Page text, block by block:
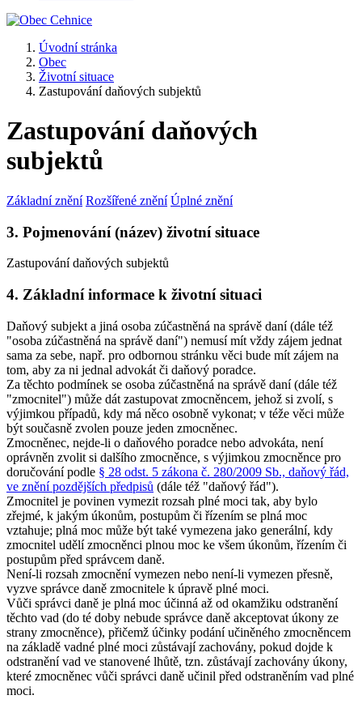
Úvodní stránka
Obec
Životní situace
Zastupování daňových subjektů
Zastupování daňových
subjektů
Základní znění Rozšířené znění Úplné znění
3. Pojmenování (název) životní situace
Zastupování daňových subjektů
4. Základní informace k životní situaci
Daňový subjekt a jiná osoba zúčastněná na správě daní (dále též
"osoba zúčastněná na správě daní") nemusí mít vždy zájem jednat
sama za sebe, např. pro odbornou stránku věci bude mít zájem na
tom, aby za ni jednal advokát či daňový poradce.
Za těchto podmínek se osoba zúčastněná na správě daní (dále též
"zmocnitel") může dát zastupovat zmocněncem, jehož si zvolí, s
výjimkou případů, kdy má něco osobně vykonat; v téže věci může
být současně zvolen pouze jeden zmocněnec.
Zmocněnec, nejde-li o daňového poradce nebo advokáta, není
oprávněn zvolit si dalšího zmocněnce, s výjimkou zmocněnce pro
doručování podle § 28 odst. 5 zákona č. 280/2009 Sb., daňový řád,
ve znění pozdějších předpisů (dále též "daňový řád").
Zmocnitel je povinen vymezit rozsah plné moci tak, aby bylo
zřejmé, k jakým úkonům, postupům či řízením se plná moc
vztahuje; plná moc může být také vymezena jako generální, kdy
zmocnitel udělí zmocněnci plnou moc ke všem úkonům, řízením či
postupům před správcem daně.
Není-li rozsah zmocnění vymezen nebo není-li vymezen přesně,
vyzve správce daně zmocnitele k úpravě plné moci.
Vůči správci daně je plná moc účinná až od okamžiku odstranění
těchto vad (do té doby nebude správce daně akceptovat úkony ze
strany zmocněnce), přičemž účinky podání učiněného zmocněncem
na základě vadné plné moci zůstávají zachovány, pokud dojde k
odstranění vad ve stanovené lhůtě, tzn. zůstávají zachovány úkony,
které zmocněnec vůči správci daně učinil před odstraněním vad plné
moci.